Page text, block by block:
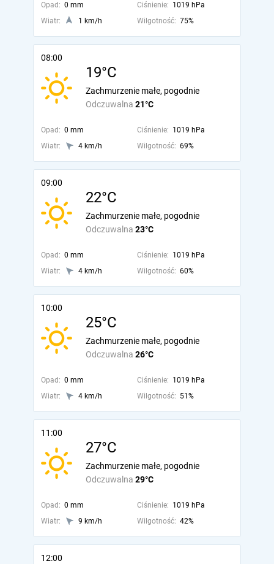
Opad: 0 mm Ciśnienie: 1019 hPa
Wiatr:
1 km/h Wilgotność: 75%
08:00
19°C
Odczuwalna 21°C
Zachmurzenie małe, pogodnie
Opad: 0 mm Ciśnienie: 1019 hPa
Wiatr:
4 km/h Wilgotność: 69%
09:00
22°C
Odczuwalna 23°C
Zachmurzenie małe, pogodnie
Opad: 0 mm Ciśnienie: 1019 hPa
Wiatr:
4 km/h Wilgotność: 60%
10:00
25°C
Odczuwalna 26°C
Zachmurzenie małe, pogodnie
Opad: 0 mm Ciśnienie: 1019 hPa
Wiatr:
4 km/h Wilgotność: 51%
11:00
27°C
Odczuwalna 29°C
Zachmurzenie małe, pogodnie
Opad: 0 mm Ciśnienie: 1019 hPa
Wiatr:
9 km/h Wilgotność: 42%
12:00